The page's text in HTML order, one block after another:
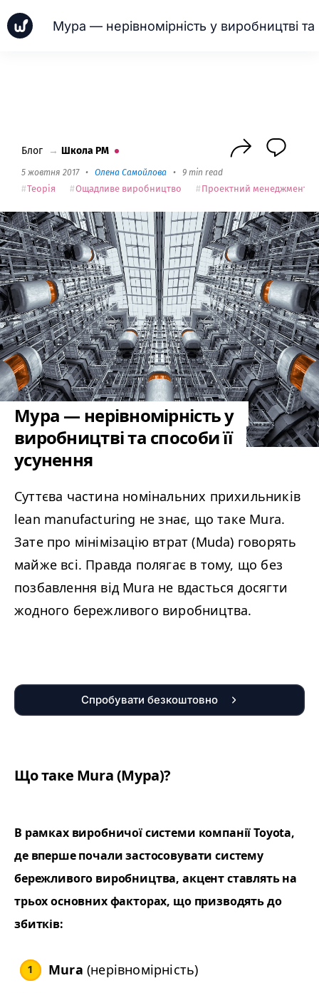
Блог → Школа PM
5 жовтня 2017 • Олена Самойлова • 9 min read
Теорія Ощадливе виробництво Проектний менеджмент
Мура — нерівномірність у
виробництві та способи її
усунення
Суттєва частина номінальних прихильників
lean man­u­fac­tur­ing не знає, що таке Mura.
Зате про мінімізацію втрат (Muda) говорять
майже всі. Правда полягає в тому, що без
позбавлення від Mura не вдасться досягти
жодного бережливого виробництва.
Спробувати безкоштовно
Що таке Mura (Мура)?
В рамках виробничої системи компанії Toy­ota,
де вперше почали застосовувати систему
бережливого виробництва, акцент ставлять на
трьох основних факторах, що призводять до
збитків:
Mura (нерівномірність)